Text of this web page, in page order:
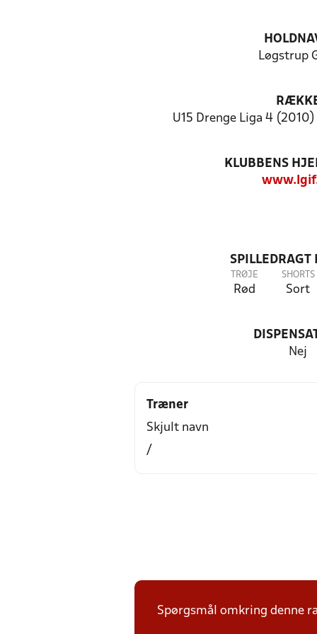
Løgstrup
U15 Drenge Liga 4
KLUBBENS
SPILLEDRAGT
TRØJE
Rød
SHORTS
Sort
Nej
Træner
Skjult navn
/
Spørgsmål omkring denne